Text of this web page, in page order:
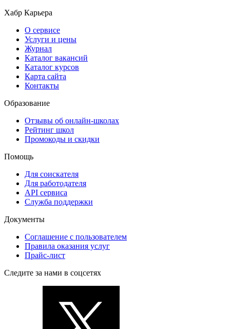
Хабр Карьера
О сервисе
Услуги и цены
Журнал
Каталог вакансий
Каталог курсов
Карта сайта
Контакты
Образование
Отзывы об онлайн-школах
Рейтинг школ
Промокоды и скидки
Помощь
Для соискателя
Для работодателя
API сервиса
Служба поддержки
Документы
Соглашение с пользователем
Правила оказания услуг
Прайс-лист
Следите за нами в соцсетях